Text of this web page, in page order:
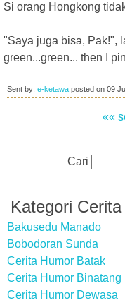
Si orang Hongkong
"Saya juga bisa, Pak!",
green...green... then I
Sent by: e-ketawa posted on 09
««
Cari
Kategori
Bakusedu Manado
Bobodoran Sunda
Cerita Humor Batak
Cerita Humor Binatang
Cerita Humor Dewasa